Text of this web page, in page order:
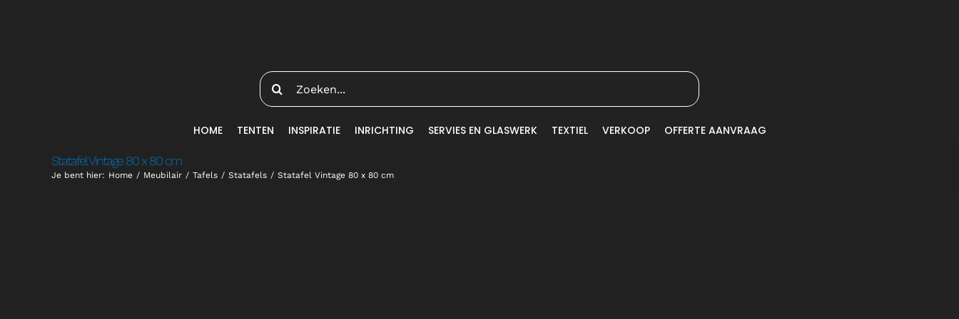
Zoeken
naar:
HOME TENTEN INSPIRATIE INRICHTING SERVIES EN GLASWERK TEXTIEL VERKOOP OFFERTE AANVRAAG
Statafel Vintage 80 x 80 cm
Je bent hier: Home Meubilair Tafels Statafels Statafel Vintage 80 x 80 cm